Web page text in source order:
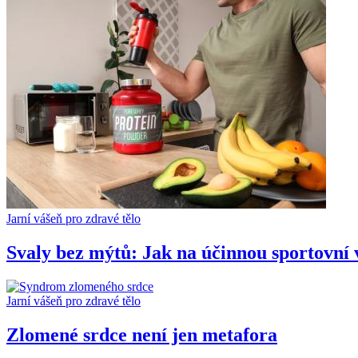
Jarní vášeň pro zdravé tělo
Svaly bez mýtů: Jak na účinnou sportovní
Jarní vášeň pro zdravé tělo
Zlomené srdce není jen metafora